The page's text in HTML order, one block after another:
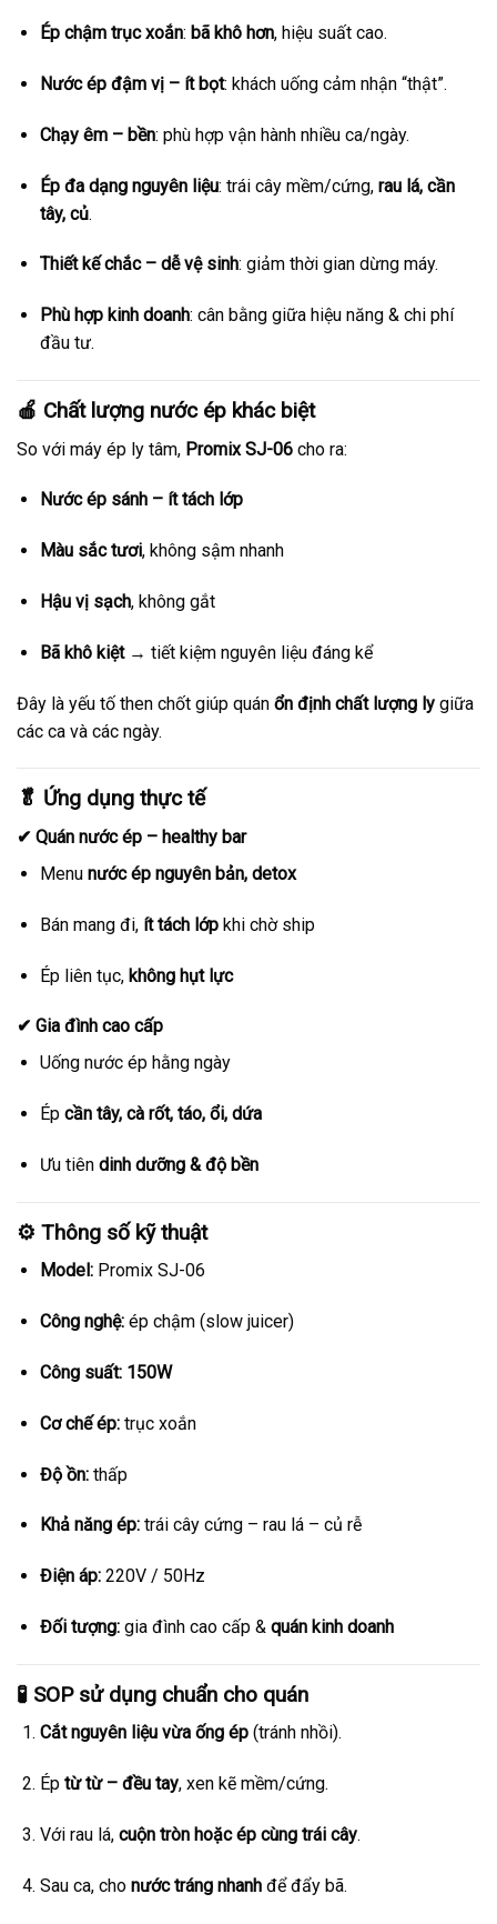
Ép chậm trục xoắn: bã khô hơn, hiệu suất cao.
Nước ép đậm vị – ít bọt: khách uống cảm nhận “thật”.
Chạy êm – bền: phù hợp vận hành nhiều ca/ngày.
Ép đa dạng nguyên liệu: trái cây mềm/cứng, rau lá, cần
tây, củ.
Thiết kế chắc – dễ vệ sinh: giảm thời gian dừng máy.
Phù hợp kinh doanh: cân bằng giữa hiệu năng & chi phí
đầu tư.
🍎 Chất lượng nước ép khác biệt
So với máy ép ly tâm, Promix SJ-06 cho ra:
Nước ép sánh – ít tách lớp
Màu sắc tươi, không sậm nhanh
Hậu vị sạch, không gắt
Bã khô kiệt→ tiết kiệm nguyên liệu đáng kể
Đây là yếu tố then chốt giúp quán ổn định chất lượng ly giữa
các ca và các ngày.
🥬 Ứng dụng thực tế
✔ Quán nước ép – healthy bar
Menu nước ép nguyên bản, detox
Bán mang đi, ít tách lớpkhi chờ ship
Ép liên tục, không hụt lực
✔ Gia đình cao cấp
Uống nước ép hằng ngày
Ép cần tây, cà rốt, táo, ổi, dứa
Ưu tiên dinh dưỡng & độ bền
⚙️ Thông số kỹ thuật
Model:Promix SJ-06
Công nghệ:ép chậm (slow juicer)
Công suất: 150W
Cơ chế ép:trục xoắn
Độ ồn:thấp
Khả năng ép:trái cây cứng – rau lá – củ rễ
Điện áp:220V / 50Hz
Đối tượng:gia đình cao cấp & quán kinh doanh
🧪 SOP sử dụng chuẩn cho quán
Cắt nguyên liệu vừa ống ép(tránh nhồi).
Ép từ từ – đều tay, xen kẽ mềm/cứng.
Với rau lá, cuộn tròn hoặc ép cùng trái cây.
Sau ca, cho nước tráng nhanhđể đẩy bã.